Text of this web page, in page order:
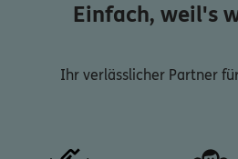
Einfach, weil's
Ihr verlässlicher Partner